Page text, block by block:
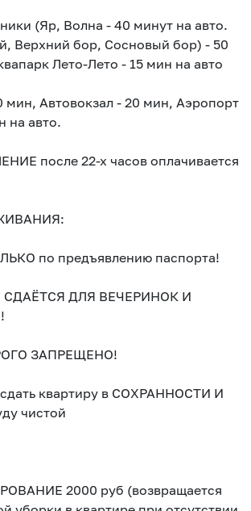
(Яр, Волна - 40 минут на авто.
Верхний бор, Сосновый бор) - 50
Лето-Лето - 15 мин на авто
мин, Автовокзал - 20 мин, Аэропорт
на авто.
после 22-х часов оплачивается
по предъявлению паспорта!
ДЛЯ ВЕЧЕРИНОК И
ЗАПРЕЩЕНО!
квартиру в СОХРАННОСТИ И
чистой
2000 руб (возвращается